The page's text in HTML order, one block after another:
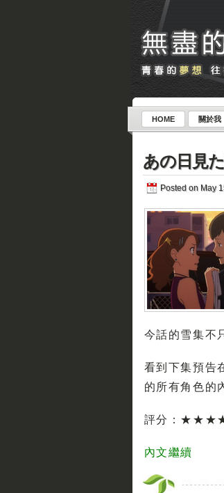
HOME 關於我
あの日見
Posted on May
今話的雪集不
看到下集預告
的所有角色的
評分：
內文繼續